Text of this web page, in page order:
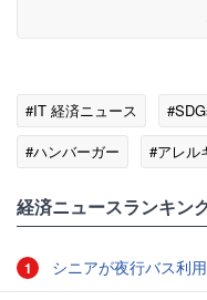
#IT 経済ニュース
#ハンバーガー
#アレル
経済ニュースランキン
1 シニアが夜行バス利